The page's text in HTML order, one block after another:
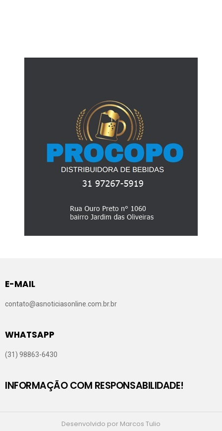
E-MAIL
contato@asnoticiasonline.com.br.br
WHATSAPP
(31) 98863-6430
INFORMAÇÃO COM RESPONSABILIDADE!
Desenvolvido por Marcos Tulio